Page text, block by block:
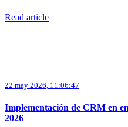
Read article
22 may 2026, 11:06:47
Implementación de CRM en
2026